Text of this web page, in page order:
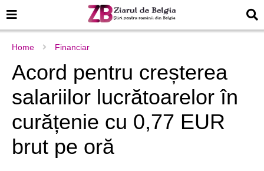
Home Financiar
Acord pentru creșterea
salariilor lucrătoarelor în
curățenie cu 0,77 EUR
brut pe oră